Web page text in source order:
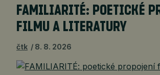
FAMILIARITÉ: POETICKÉ
FILMU A LITERATURY
čtk 8. 8. 2026